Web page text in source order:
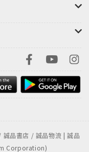
色動機轉化成懷
到衝突與不安，
高端時尚的優雅，
外，攝影大師
大量當代設計的
小模，讓人看得
品書店 / 誠品物流 | 誠品
Corporation)